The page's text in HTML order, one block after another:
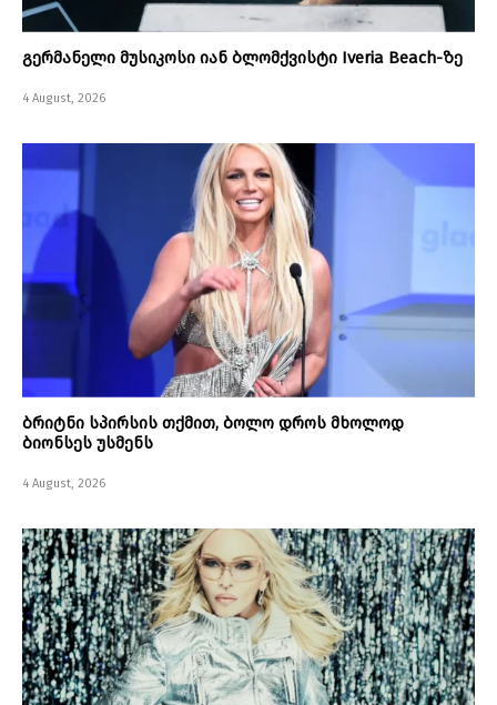
გერმანელი მუსიკოსი იან ბლომქვისტი Iveria Beach-ზე
4 August, 2026
ბრიტნი სპირსის თქმით, ბოლო დროს მხოლოდ
ბიონსეს უსმენს
4 August, 2026